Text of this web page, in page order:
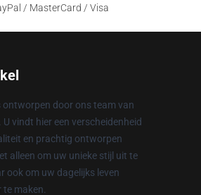
/ MasterCard / Visa
ontworpen door ons team van
vindt hier een verscheidenheid
en prachtig ontworpen
alleen om uw unieke stijl uit te
ook om uw dagelijks leven
maken.